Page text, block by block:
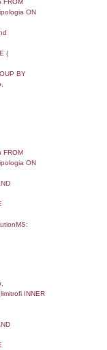
a2p.Nome
INNER JOIN
Nome FROM
JOIN
=
WHERE
FROM
ON
where